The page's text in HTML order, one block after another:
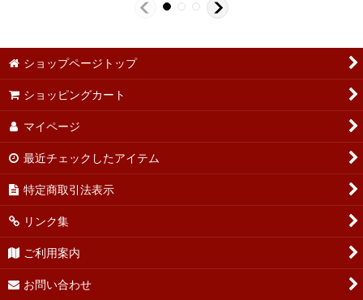
ショップページトップ
ショッピングカート
マイページ
最近チェックしたアイテム
特定商取引法表示
リンク集
ご利用案内
お問い合わせ